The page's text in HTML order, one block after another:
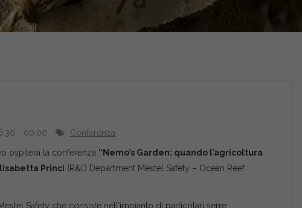
- 00:00 Conferenza
ospiterà la conferenza “Nemo’s Garden: quando l’agricoltura
Princi (R&D Department Mestel Safety – Ocean Reef
Safety che consiste nell’impianto di particolari serre